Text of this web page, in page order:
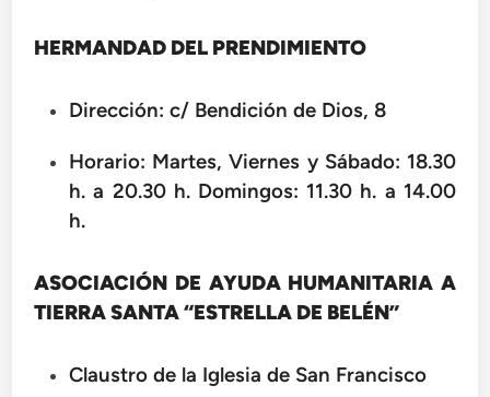
HERMANDAD DEL PRENDIMIENTO
Dirección: c/ Bendición de Dios, 8
Horario: Martes, Viernes y Sábado: 18.30
h. a 20.30 h. Domingos: 11.30 h. a 14.00
h.
ASOCIACIÓN DE AYUDA HUMANITARIA A
TIERRA SANTA “ESTRELLA DE BELÉN”
Claustro de la Iglesia de San Francisco